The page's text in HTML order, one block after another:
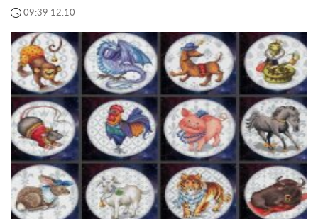
09:39 12.10